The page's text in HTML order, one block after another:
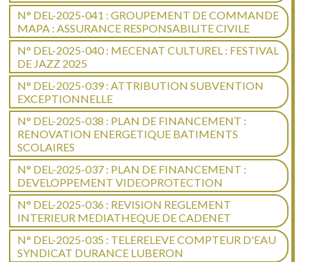
N° DEL-2025-041 : GROUPEMENT DE COMMANDE
MAPA : ASSURANCE RESPONSABILITE CIVILE
N° DEL-2025-040 : MECENAT CULTUREL : FESTIVAL
DE JAZZ 2025
N° DEL-2025-039 : ATTRIBUTION SUBVENTION
EXCEPTIONNELLE
N° DEL-2025-038 : PLAN DE FINANCEMENT :
RENOVATION ENERGETIQUE BATIMENTS
SCOLAIRES
N° DEL-2025-037 : PLAN DE FINANCEMENT :
DEVELOPPEMENT VIDEOPROTECTION
N° DEL-2025-036 : REVISION REGLEMENT
INTERIEUR MEDIATHEQUE DE CADENET
N° DEL-2025-035 : TELERELEVE COMPTEUR D'EAU
SYNDICAT DURANCE LUBERON